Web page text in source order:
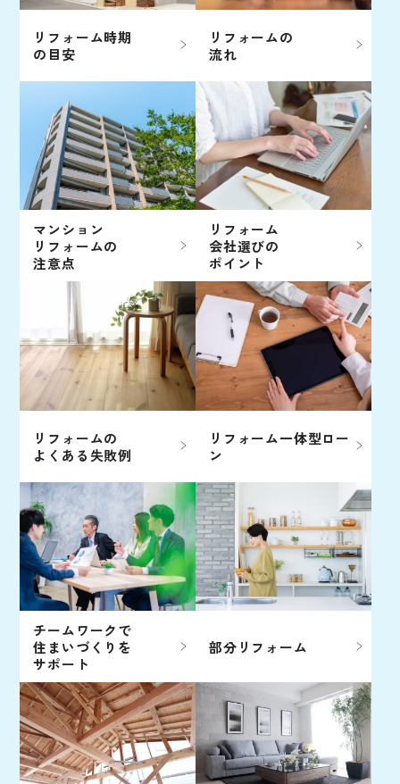
リフォーム時期
の目安
リフォームの
流れ
マンション
リフォームの
注意点
リフォーム
会社選びの
ポイント
リフォームの
よくある失敗例
リフォーム一体型ロー
ン
チームワークで
住まいづくりを
サポート
部分リフォーム